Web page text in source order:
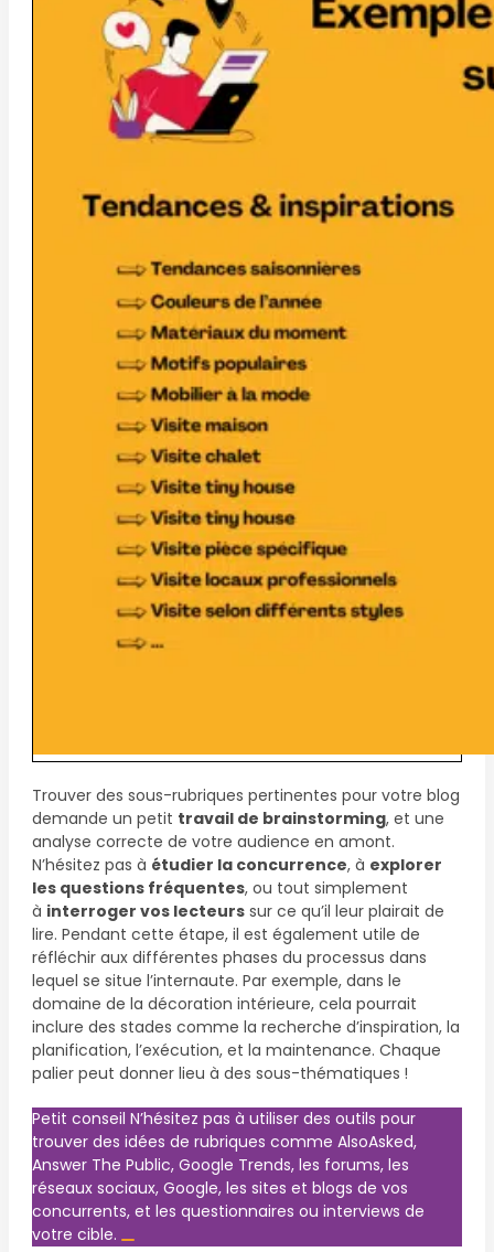
Trouver des sous-rubriques pertinentes pour votre blog
demande un petit travail de brainstorming, et une
analyse correcte de votre audience en amont.
N’hésitez pas à étudier la concurrence, à explorer
les questions fréquentes, ou tout simplement
à interroger vos lecteurs sur ce qu’il leur plairait de
lire. Pendant cette étape, il est également utile de
réfléchir aux différentes phases du processus dans
lequel se situe l’internaute. Par exemple, dans le
domaine de la décoration intérieure, cela pourrait
inclure des stades comme la recherche d’inspiration, la
planification, l’exécution, et la maintenance. Chaque
palier peut donner lieu à des sous-thématiques !
Petit conseil N’hésitez pas à utiliser des outils pour
trouver des idées de rubriques comme AlsoAsked,
Answer The Public, Google Trends, les forums, les
réseaux sociaux, Google, les sites et blogs de vos
concurrents, et les questionnaires ou interviews de
votre cible.